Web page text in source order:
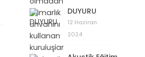
DUYURU
12 Haziran
2024